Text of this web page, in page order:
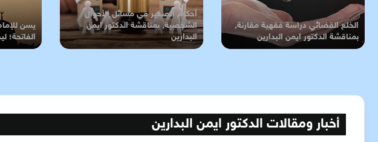
الخلع القضائي دراسة فقهية مقارنة,
بمناقشة الدكتور ايمن البدارين
أحكام الصغير في مسائل الأحوال
الشخصية, بمناقشة الدكتور ايمن
البدارين
يسن
الفاتحة؛
أخبار ومقالات الدكتور ايمن البدارين